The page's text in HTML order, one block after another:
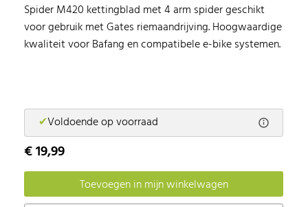
Spider M420 kettingblad met 4 arm spider geschikt
voor gebruik met Gates riemaandrijving. Hoogwaardige
kwaliteit voor Bafang en compatibele e-bike systemen.
✔Voldoende op voorraad
€ 19,99